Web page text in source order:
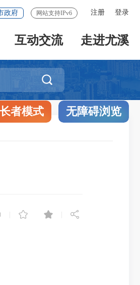
注册 登录
政府 网站支持IPv6
互动交流 走进尤溪

长者模式 无障碍浏览
  